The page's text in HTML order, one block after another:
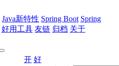
Java新特性 Spring Boot Spring
好用工具 友链 归档 关于
开 好